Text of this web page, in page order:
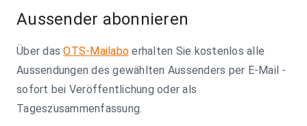
Aussender abonnieren
Über dasOTS-Mailabo erhalten Sie kostenlos alle
Aussendungen des gewählten Aussenders per E-Mail -
sofort bei Veröffentlichung oder als
Tageszusammenfassung.